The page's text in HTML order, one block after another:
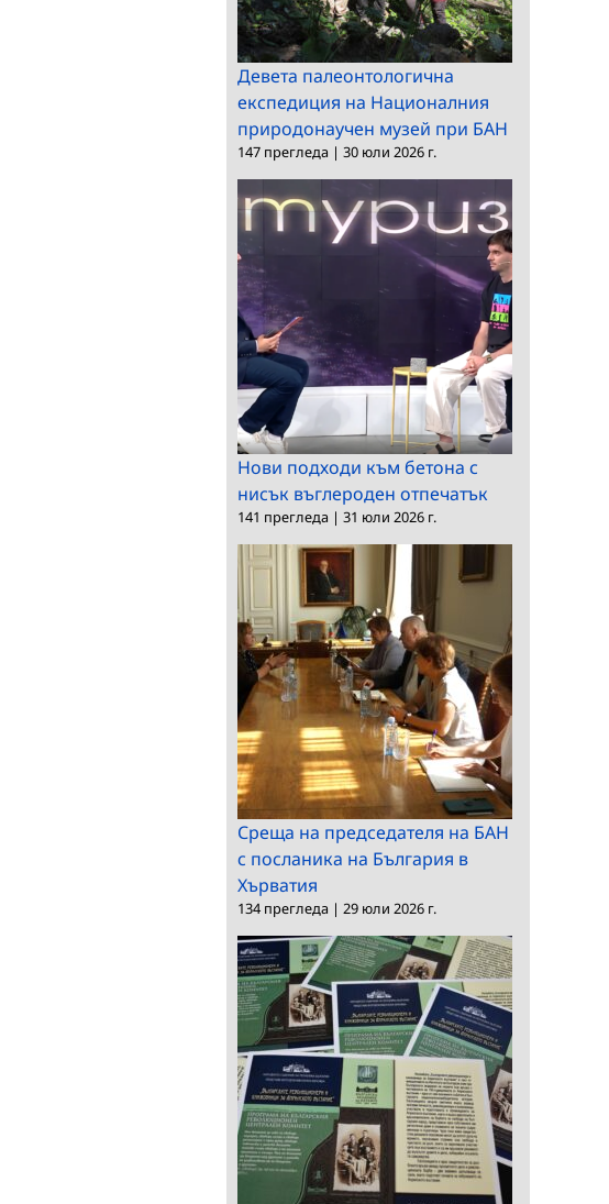
Девета палеонтологична
експедиция на Националния
природонаучен музей при БАН
147 прегледа | 30 юли 2026 г.
Нови подходи към бетона с
нисък въглероден отпечатък
141 прегледа | 31 юли 2026 г.
Среща на председателя на БАН
с посланика на България в
Хърватия
134 прегледа | 29 юли 2026 г.